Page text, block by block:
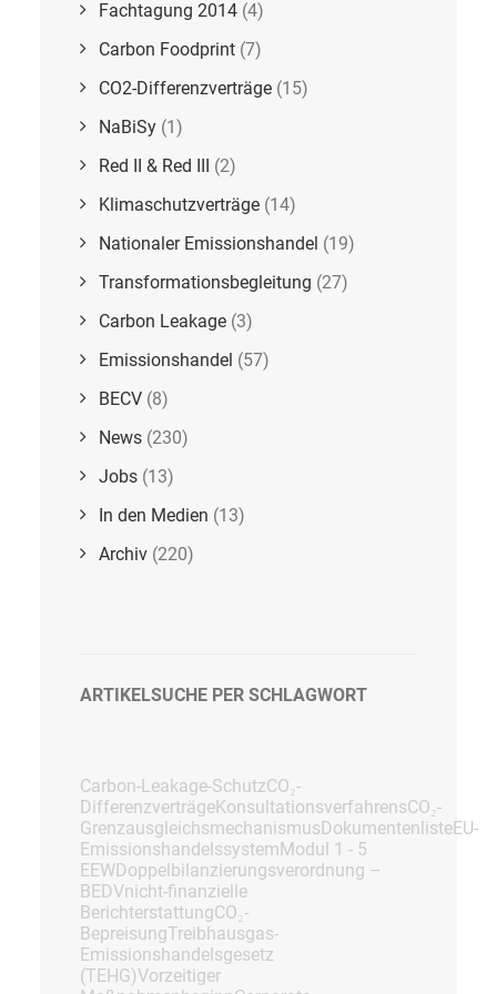
Fachtagung 2014 (4)
Carbon Foodprint (7)
CO2-Differenzverträge (15)
NaBiSy (1)
Red II & Red III (2)
Klimaschutzverträge (14)
Nationaler Emissionshandel (19)
Transformationsbegleitung (27)
Carbon Leakage (3)
Emissionshandel (57)
BECV (8)
News (230)
Jobs (13)
In den Medien (13)
Archiv (220)
ARTIKELSUCHE PER SCHLAGWORT
Carbon-Leakage-SchutzCO₂-
DifferenzverträgeKonsultationsverfahrensCO₂-
GrenzausgleichsmechanismusDokumentenlisteEU-
EmissionshandelssystemModul 1 - 5
EEWDoppelbilanzierungsverordnung –
BEDVnicht-finanzielle
BerichterstattungCO₂-
BepreisungTreibhausgas-
Emissionshandelsgesetz
(TEHG)Vorzeitiger